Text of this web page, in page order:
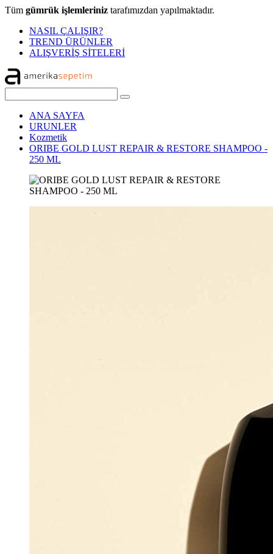
Tüm gümrük işlemleriniz tarafımızdan yapılmaktadır.
NASIL ÇALIŞIR?
TREND ÜRÜNLER
ALIŞVERİŞ SİTELERİ
ANA SAYFA
URUNLER
Kozmetik
ORIBE GOLD LUST REPAIR & RESTORE SHAMPOO -
250 ML